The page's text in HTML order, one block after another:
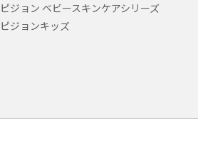
ピジョン ベビースキンケアシリーズ
ピジョンキッズ